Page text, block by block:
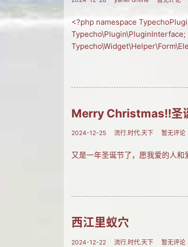
<?php namespace
Merry Christmas!!圣
2024-12-25 流行.时代.天下 暂无评论
又是一年圣诞节了，愿我爱的人
西江里蚁穴
2024-12-22 流行.时代.天下 暂无评论